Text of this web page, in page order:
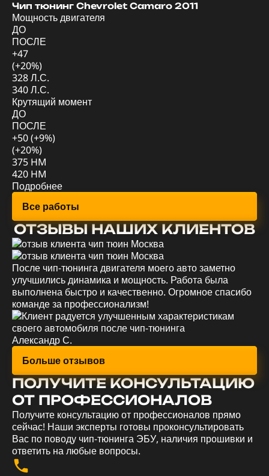
Чип тюнинг Chevrolet Camaro 2011
Мощность двигателя
ДО
ПОСЛЕ
+47
(+20%)
328 Л.С.
340 Л.С.
Крутящий момент
ДО
ПОСЛЕ
+50 (+9%)
(+20%)
375 HM
420 HM
Подробнее
Все работы
ОТЗЫВЫ НАШИХ КЛИЕНТОВ
После чип-тюнинга двигателя моего авто заметно
улучшились динамика и мощность. Работа была
выполнена быстро и качественно. Огромное спасибо
команде за профессионализм!
Александр С.
Больше отзывов
ПОЛУЧИТЕ КОНСУЛЬТАЦИЮ
ОТ ПРОФЕССИОНАЛОВ
Получите консультацию от профессионалов прямо
сейчас! Наши эксперты готовы проконсультировать
Вас по поводу чип-тюнинга ЭБУ, наличия прошивки и
ответить на любые вопросы.